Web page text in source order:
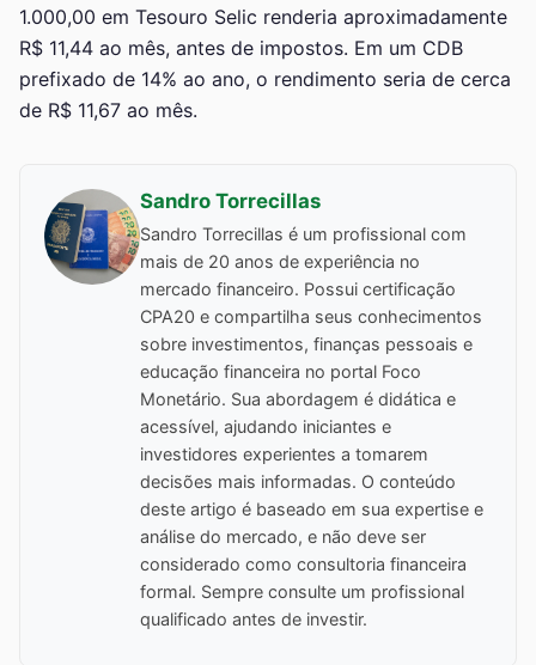
1.000,00 em Tesouro Selic renderia aproximadamente
R$ 11,44 ao mês, antes de impostos. Em um CDB
prefixado de 14% ao ano, o rendimento seria de cerca
de R$ 11,67 ao mês.
Sandro Torrecillas
Sandro Torrecillas é um profissional com
mais de 20 anos de experiência no
mercado financeiro. Possui certificação
CPA20 e compartilha seus conhecimentos
sobre investimentos, finanças pessoais e
educação financeira no portal Foco
Monetário. Sua abordagem é didática e
acessível, ajudando iniciantes e
investidores experientes a tomarem
decisões mais informadas. O conteúdo
deste artigo é baseado em sua expertise e
análise do mercado, e não deve ser
considerado como consultoria financeira
formal. Sempre consulte um profissional
qualificado antes de investir.